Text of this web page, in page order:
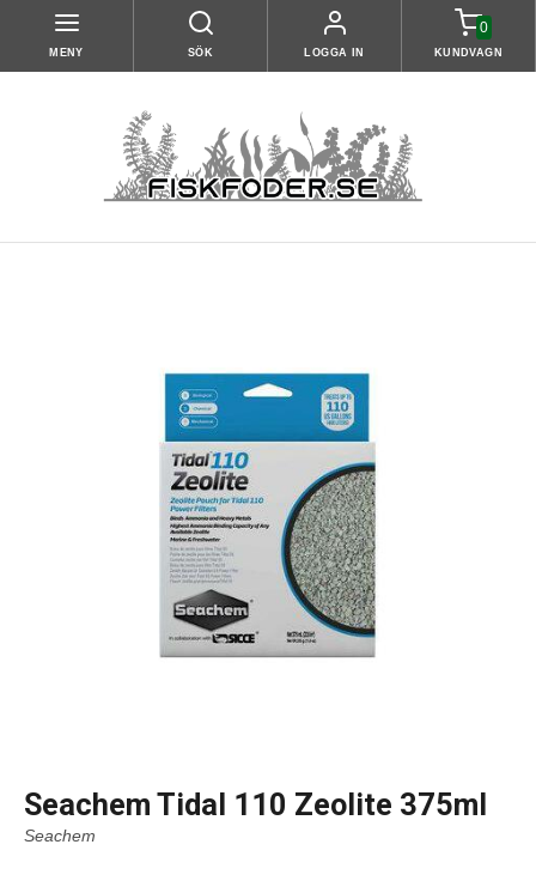
MENY SÖK LOGGA IN
0
KUNDVAGN
Seachem Tidal 110 Zeolite 375ml
Seachem